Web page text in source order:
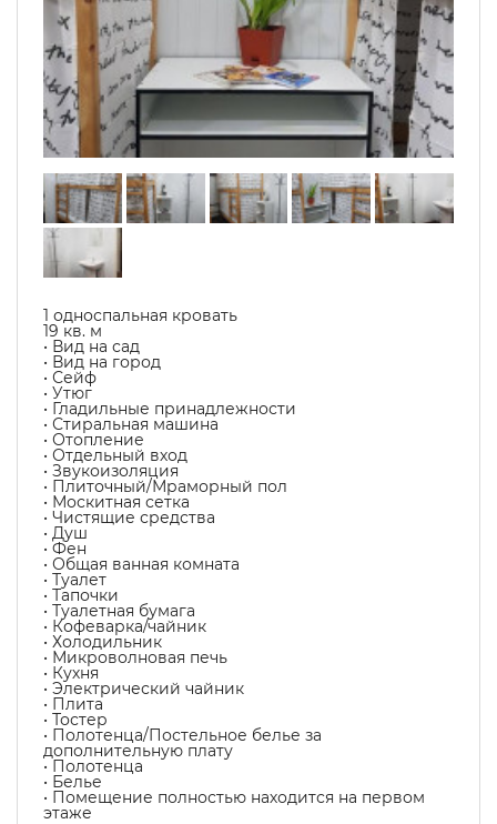
1 односпальная кровать
19 кв. м
• Вид на сад
• Вид на город
• Сейф
• Утюг
• Гладильные принадлежности
• Стиральная машина
• Отопление
• Отдельный вход
• Звукоизоляция
• Плиточный/Мраморный пол
• Москитная сетка
• Чистящие средства
• Душ
• Фен
• Общая ванная комната
• Туалет
• Тапочки
• Туалетная бумага
• Кофеварка/чайник
• Холодильник
• Микроволновая печь
• Кухня
• Электрический чайник
• Плита
• Тостер
• Полотенца/Постельное белье за
дополнительную плату
• Полотенца
• Белье
• Помещение полностью находится на первом
этаже